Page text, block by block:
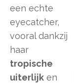
een echte
eyecatcher,
vooral dankzij
haar
tropische
uiterlijk en